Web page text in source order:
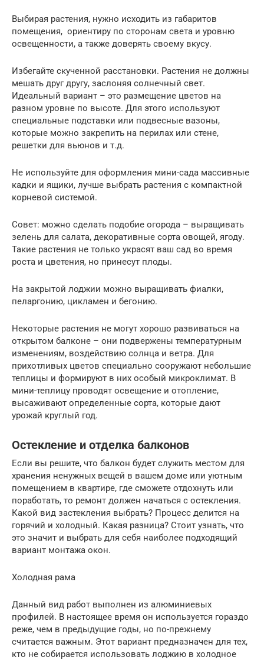
Выбирая растения, нужно исходить из габаритов
помещения, ориентиру по сторонам света и уровню
освещенности, а также доверять своему вкусу.
Избегайте скученной расстановки. Растения не должны
мешать друг другу, заслоняя солнечный свет.
Идеальный вариант – это размещение цветов на
разном уровне по высоте. Для этого используют
специальные подставки или подвесные вазоны,
которые можно закрепить на перилах или стене,
решетки для вьюнов и т.д.
Не используйте для оформления мини-сада массивные
кадки и ящики, лучше выбрать растения с компактной
корневой системой.
Совет: можно сделать подобие огорода – выращивать
зелень для салата, декоративные сорта овощей, ягоду.
Такие растения не только украсят ваш сад во время
роста и цветения, но принесут плоды.
На закрытой лоджии можно выращивать фиалки,
пеларгонию, цикламен и бегонию.
Некоторые растения не могут хорошо развиваться на
открытом балконе – они подвержены температурным
изменениям, воздействию солнца и ветра. Для
прихотливых цветов специально сооружают небольшие
теплицы и формируют в них особый микроклимат. В
мини-теплицу проводят освещение и отопление,
высаживают определенные сорта, которые дают
урожай круглый год.
Остекление и отделка балконов
Если вы решите, что балкон будет служить местом для
хранения ненужных вещей в вашем доме или уютным
помещением в квартире, где сможете отдохнуть или
поработать, то ремонт должен начаться с остекления.
Какой вид застекления выбрать? Процесс делится на
горячий и холодный. Какая разница? Стоит узнать, что
это значит и выбрать для себя наиболее подходящий
вариант монтажа окон.
Холодная рама
Данный вид работ выполнен из алюминиевых
профилей. В настоящее время он используется гораздо
реже, чем в предыдущие годы, но по-прежнему
считается важным. Этот вариант предназначен для тех,
кто не собирается использовать лоджию в холодное